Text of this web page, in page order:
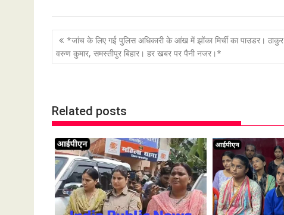
P
o
n
a
i
g
a
t
*जांच के लिए गई पुलिस अधिकारी के आंख में झोंका मिर्ची का पाउडर। ठाकुर
वरुण कुमार, समस्तीपुर बिहार। हर खबर पर पैनी नजर।*
Related posts